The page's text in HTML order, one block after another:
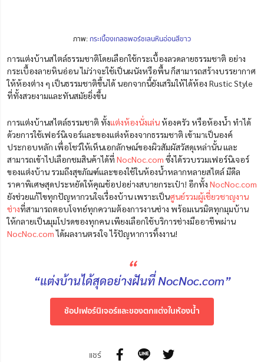
ภาพ:กระเบื้องเกลซพอร์ชเลนหินอ่อนสีขาว
การแต่งบ้านสไตล์ธรรมชาติโดยเลือกใช้กระเบื้องลวดลายธรรมชาติ อย่าง
กระเบื้องลายหินอ่อน ไม่ว่าจะใช้เป็นผนังหรือพื้น ก็สามารถสร้างบรรยากาศ
ให้ห้องต่าง ๆ เป็นธรรมชาติขึ้นได้ นอกจากนี้ยังเสริมให้ได้ห้อง Rustic Style
ที่ทั้งสวยงามและทันสมัยยิ่งขึ้น
การแต่งบ้านสไตล์ธรรมชาติ ทั้งแต่งห้องนั่งเล่นห้องครัว หรือห้องน้ำ ทำได้
ด้วยการใช้เฟอร์นิเจอร์และของแต่งห้องจากธรรมชาติ เข้ามาเป็นองค์
ประกอบหลัก เพื่อโชว์ให้เห็นเอกลักษณ์ของผิวสัมผัสวัสดุเหล่านั้น และ
สามารถเข้าไปเลือกชมสินค้าได้ที่ NocNoc.com ซึ่งได้รวบรวมเฟอร์นิเจอร์
ของแต่งบ้าน รวมถึงสุขภัณฑ์และของใช้ในห้องน้ำหลากหลายสไตล์ มีดีล
ราคาพิเศษสุดประหยัดให้คุณช้อปอย่างสบายกระเป๋า! อีกทั้ง NocNoc.com
ยังช่วยแก้ไขทุกปัญหากวนใจเรื่องบ้าน เพราะเป็นศูนย์รวมผู้เชี่ยวชาญงาน
ช่างที่สามารถตอบโจทย์ทุกความต้องการงานช่าง พร้อมเนรมิตทุกมุมบ้าน
ให้กลายเป็นมุมโปรดของทุกคน เพียงเลือกใช้บริการช่างมืออาชีพผ่าน
NocNoc.comได้ผลงานตรงใจ ไร้ปัญหาการทิ้งงาน!
“
“แต่งบ้านได้สุดอย่างฝันที่ NocNoc.com”
ช้อปเฟอร์นิเจอร์และของตกแต่งในห้องน้ำ
แชร์